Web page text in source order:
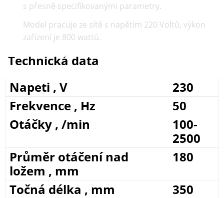
s přesně specifikovanými parametry.
Model pracuje ze sítě s napětím 220 Voltů, výkon
zařízení je 800 wattů.
Technická data
Napeti , V
230
Frekvence , Hz
50
Otáčky , /min
100-
2500
Průměr otáčení nad
ložem , mm
180
Točná délka , mm
350